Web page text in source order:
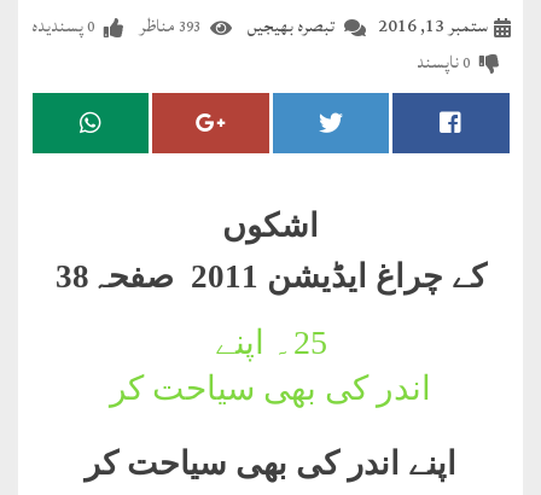
مضطرؔ
دستِ
درعدن
تبصرہ بھیجیں ستمبر 13, 2016 393 مناظر 0پسندیدہ
0ناپسند
اشکوں
کے چراغ ایڈیشن 2011 صفحہ38
25۔
اپنے
اندر کی بھی سیاحت کر
اپنے اندر کی بھی سیاحت کر